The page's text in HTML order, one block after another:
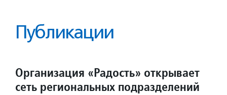
Публикации
Организация «Радость» открывает
сеть региональных подразделений